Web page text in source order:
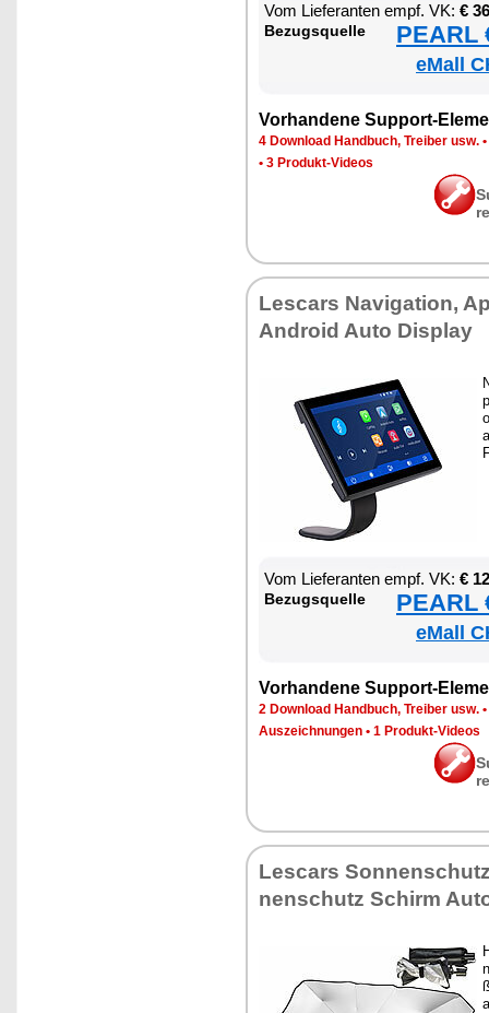
Vom Lie­fe­ran­ten empf. VK: €
Be­zugs­quel­le PEARL
eMall
Vor­han­de­ne Sup­port-
4 Down­load Hand­buch, Trei­ber usw. •
• 3 Pro­dukt-Vi­de­os
Les­cars Na­vi­ga­ti­on,
An­dro­id Au­to Dis­play
Vom Lie­fe­ran­ten empf. VK: €
Be­zugs­quel­le PEARL
eMall
Vor­han­de­ne Sup­port-
2 Down­load Hand­buch, Trei­ber usw. •
Aus­zeich­nun­gen • 1 Pro­dukt-Vi­de­os
Les­cars
nen­schutz Schirm